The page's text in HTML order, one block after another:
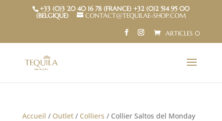
+33 (0)3 20 40 16 78 (FRANCE) +32 (0)2 514 95 00
(BELGIQUE)
CONTACT@TEQUILAE-SHOP.COM
ARTICLES 0
Accueil / Outlet/ Colliers / Collier Saltos del Monday